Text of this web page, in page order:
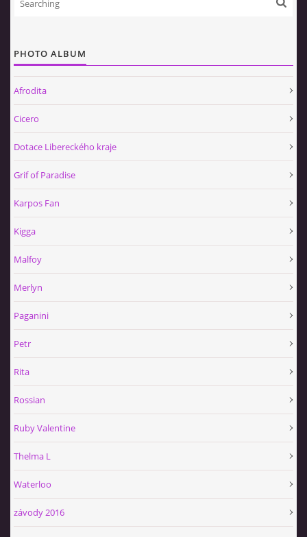
PHOTO ALBUM
Afrodita
Cicero
Dotace Libereckého kraje
Grif of Paradise
Karpos Fan
Kigga
Malfoy
Merlyn
Paganini
Petr
Rita
Rossian
Ruby Valentine
Thelma L
Waterloo
závody 2016